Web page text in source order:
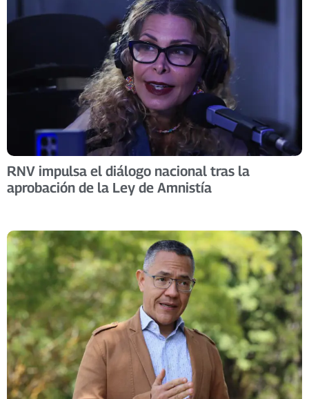
RNV impulsa el diálogo nacional tras la
aprobación de la Ley de Amnistía